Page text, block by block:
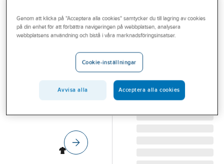
Outlet
Branscher
FRISTADS
Pikétröja
PIKETRÖJA FRISTADS
PF-718 90 SVART
FUNKTION STL XL
Artikelnummer:
Lev.
Genom att klicka på "Acceptera alla cookies" samtycker du till lagring av cookies
på din enhet för att förbättra navigeringen på webbplatsen, analysera
webbplatsens användning och bistå i våra marknadsföringsinsatser.
Cookie-inställningar
Avvisa alla Acceptera alla cookies